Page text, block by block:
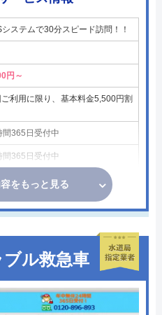
システムで30分スピード訪問！！
円～
利用に限り、基本料金5,500円割
間365日受付中
間365日受付中
をもっと見る
ル救急車